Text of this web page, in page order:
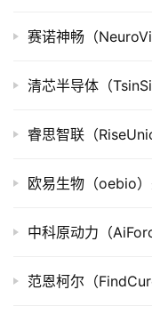
业
院
赛诺神畅（
清芯半导体（
睿思智联（
欧易生物（oebio
中科原动力（
范恩柯尔（